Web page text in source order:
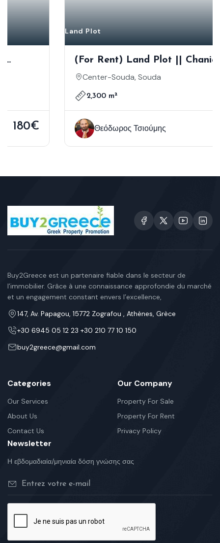
(For Rent) Land Plot || Chania/Souda -
2.300 Sq.m, 2.300€
Center-Souda, Souda
Θεόδωρος Τσιούμης
Buy2Greece est un partenaire fiable dans le secteur de
l’immobilier. Grâce à une connaissance approfondie du marché
et un engagement constant envers l’excellence,
147, Av. Papagou, 15772 Zografou , Athènes, Grèce
+30 6945 05 12 23 +30 210 77 10 150
buy2greece@gmail.com
Categories
Our Services
About Us
Contact Us
Our Company
Property For Sale
Property For Rent
Privacy Policy
Newsletter
Η εβδομαδιαία/μηνιαία δόση γνώσης σας